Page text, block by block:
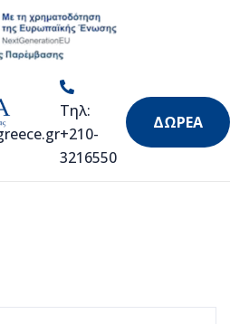
Τηλ:
+210-
3216550
ΔΩΡΕΑ